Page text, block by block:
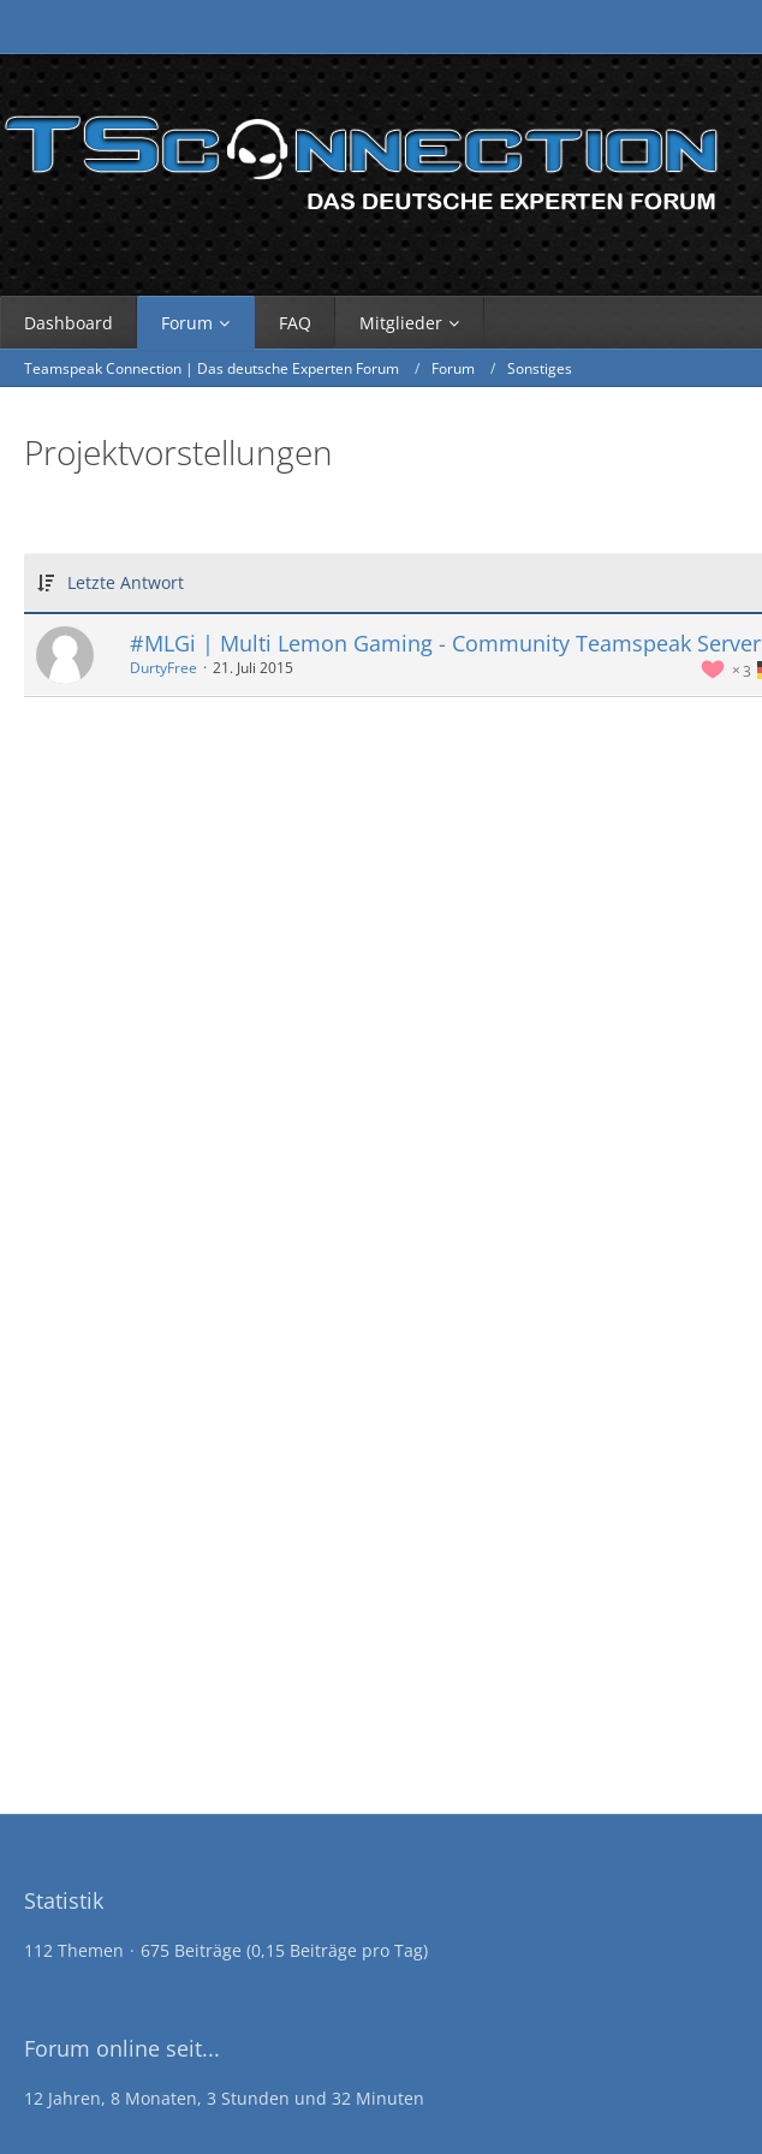
Dashboard Forum FAQ Mitglieder
Teamspeak Connection | Das deutsche Experten Forum Forum Sonstiges
Projektvorstellungen
Letzte Antwort
#MLGi | Multi Lemon Gaming - Community Teamspeak Server
3
DurtyFree 21. Juli 2015
Statistik
112 Themen 675 Beiträge (0,15 Beiträge pro Tag)
Forum online seit...
12 Jahren, 8 Monaten, 3 Stunden und 32 Minuten